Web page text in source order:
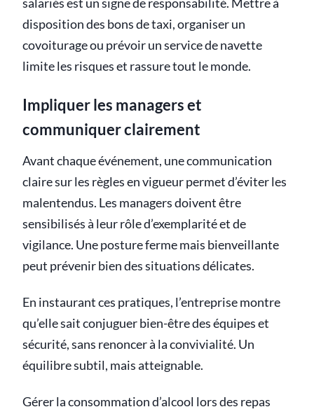
disposition des bons de taxi, organiser un
covoiturage ou prévoir un service de navette
limite les risques et rassure tout le monde.
Impliquer les managers et
communiquer clairement
Avant chaque événement, une communication
claire sur les règles en vigueur permet d’éviter les
malentendus. Les managers doivent être
sensibilisés à leur rôle d’exemplarité et de
vigilance. Une posture ferme mais bienveillante
peut prévenir bien des situations délicates.
En instaurant ces pratiques, l’entreprise montre
qu’elle sait conjuguer bien-être des équipes et
sécurité, sans renoncer à la convivialité. Un
équilibre subtil, mais atteignable.
Gérer la consommation d’alcool lors des repas